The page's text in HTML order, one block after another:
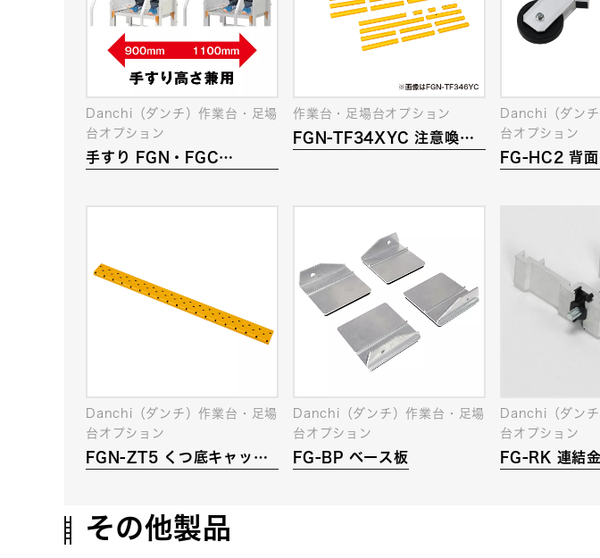
手すり FGN・FGC
Danchi（ダンチ）作業台・足場
台オプション
FGN-TF34XYC 注意喚起
作業台・足場台オプション
FG-HC2 背面
Danchi（ダン
台オプション
FGN-ZT5 くつ底キャッチ
Danchi（ダンチ）作業台・足場
台オプション
FG-BP ベース板
Danchi（ダンチ）作業台・足場
台オプション
FG-RK 連結
Danchi（ダン
台オプション
その他製品